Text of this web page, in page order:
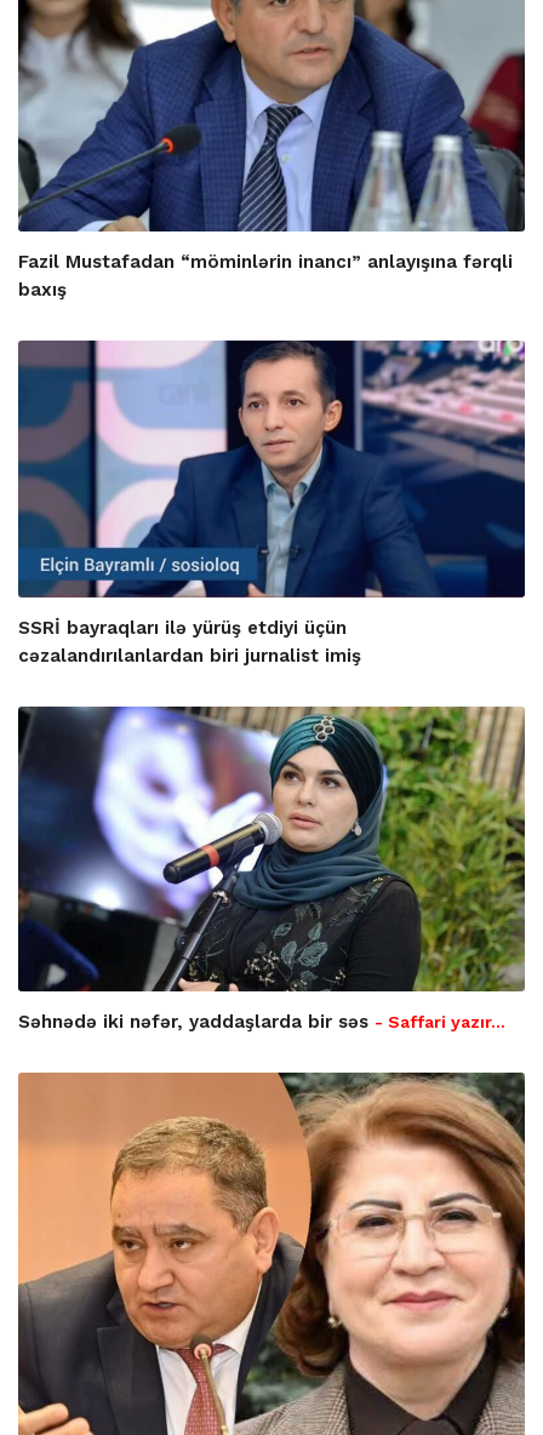
Fazil Mustafadan “möminlərin inancı” anlayışına fərqli
baxış
SSRİ bayraqları ilə yürüş etdiyi üçün
cəzalandırılanlardan biri jurnalist imiş
Səhnədə iki nəfər, yaddaşlarda bir səs - Saffari yazır…